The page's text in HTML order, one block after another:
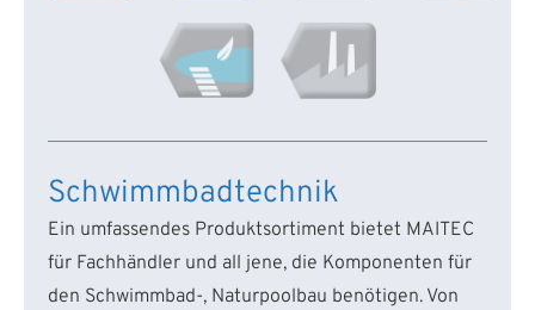
Schwimmbadtechnik
Ein umfassendes Produktsortiment bietet MAITEC
für Fachhändler und all jene, die Komponenten für
den Schwimmbad-, Naturpoolbau benötigen. Von